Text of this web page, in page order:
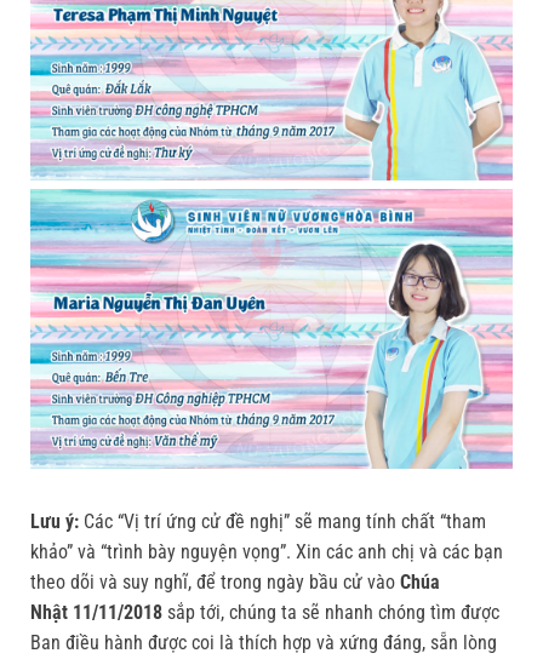
Lưu ý: Các “Vị trí ứng cử đề nghị” sẽ mang tính chất “tham
khảo” và “trình bày nguyện vọng”. Xin các anh chị và các bạn
theo dõi và suy nghĩ, để trong ngày bầu cử vào Chúa
Nhật 11/11/2018 sắp tới, chúng ta sẽ nhanh chóng tìm được
Ban điều hành được coi là thích hợp và xứng đáng, sẵn lòng